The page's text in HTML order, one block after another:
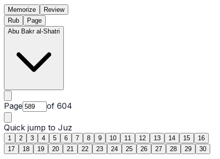
Memorize
Review
Rub
Page
Abu Bakr al-Shatri
Page of 604
Quick jump to Juz
1 2 3 4 5 6 7 8 9 10 11 12 13 14 15
16
17
18 19 20 21 22 23 24 25 26 27 28 29 30